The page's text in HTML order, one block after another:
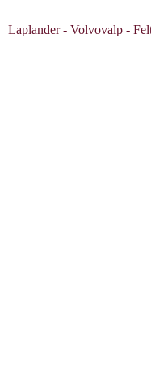
Laplander - Volvovalp -